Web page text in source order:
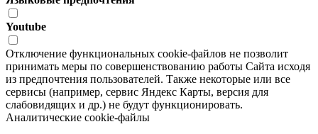
Youtube
Отключение функциональных cookie-файлов не позволит
принимать меры по совершенствованию работы Сайта исходя
из предпочтения пользователей. Также некоторые или все
сервисы (например, сервис Яндекс Карты, версия для
слабовидящих и др.) не будут функционировать.
Аналитические cookie-файлы